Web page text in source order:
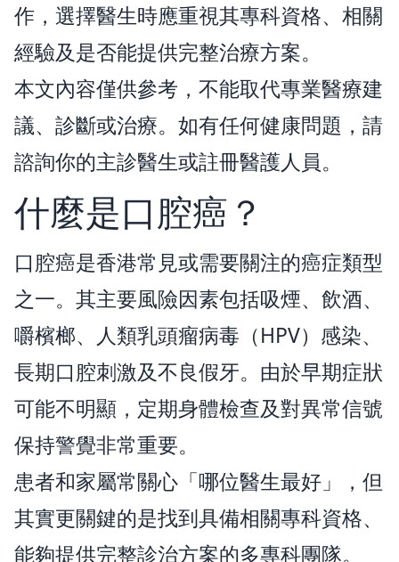
作，選擇醫生時應重視其專科資格、相關
經驗及是否能提供完整治療方案。
本文內容僅供參考，不能取代專業醫療建
議、診斷或治療。如有任何健康問題，請
諮詢你的主診醫生或註冊醫護人員。
什麼是口腔癌？
口腔癌是香港常見或需要關注的癌症類型
之一。其主要風險因素包括吸煙、飲酒、
嚼檳榔、人類乳頭瘤病毒（HPV）感染、
長期口腔刺激及不良假牙。由於早期症狀
可能不明顯，定期身體檢查及對異常信號
保持警覺非常重要。
患者和家屬常關心「哪位醫生最好」，但
其實更關鍵的是找到具備相關專科資格、
能夠提供完整診治方案的多專科團隊。